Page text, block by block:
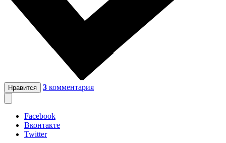
Нравится 3 комментария
Facebook
Вконтакте
Twitter